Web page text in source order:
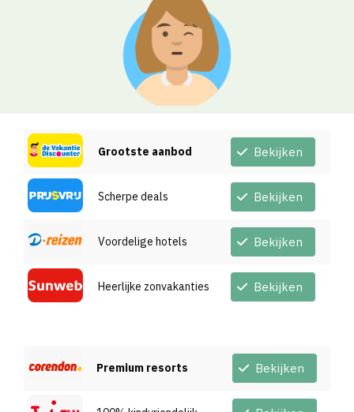
Grootste aanbod Bekijken
Scherpe deals Bekijken
Voordelige hotels Bekijken
Heerlijke zonvakanties Bekijken
Premium resorts Bekijken